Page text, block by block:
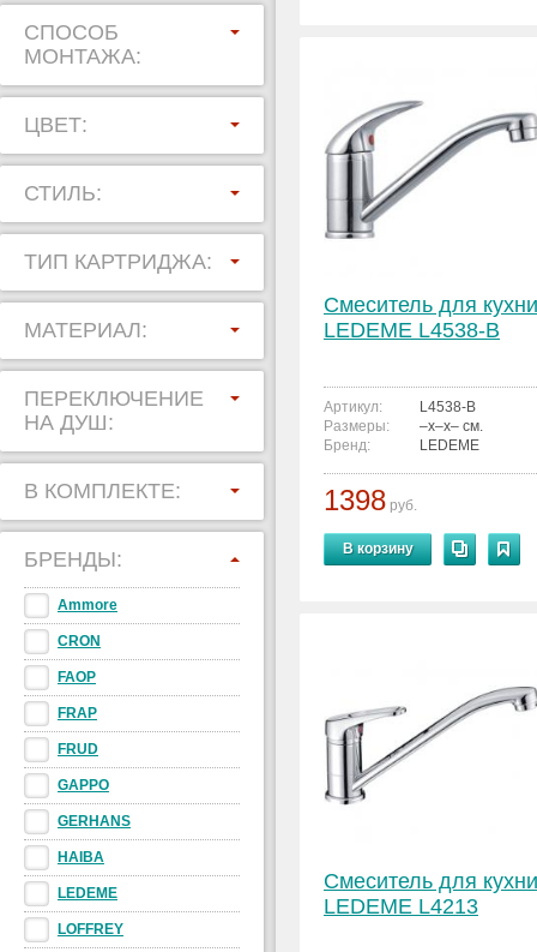
СПОСОБ
МОНТАЖА:
ЦВЕТ:
СТИЛЬ:
ТИП КАРТРИДЖА:
МАТЕРИАЛ:
ПЕРЕКЛЮЧЕНИЕ
НА ДУШ:
В КОМПЛЕКТЕ:
БРЕНДЫ:
Ammore
CRON
FAOP
FRAP
FRUD
GAPPO
GERHANS
HAIBA
LEDEME
LOFFREY
Смеситель для кухни
LEDEME L4538-B
Артикул:
L4538-B
Размеры:
–x–x– см.
Бренд:
LEDEME
1398 руб.
В корзину
Смеситель для кухни
LEDEME L4213